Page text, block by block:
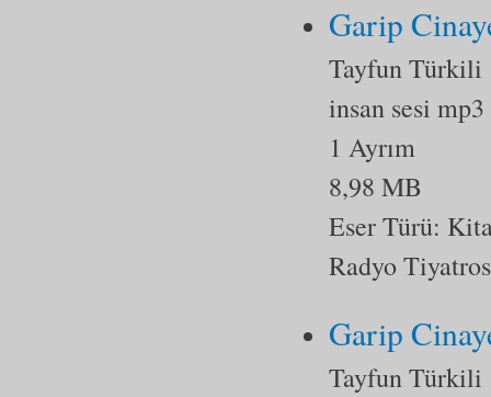
Garip
Tayfun Türkili
insan sesi mp3
1 Ayrım
8,98 MB
Eser Türü:
Radyo
Garip
Tayfun Türkili